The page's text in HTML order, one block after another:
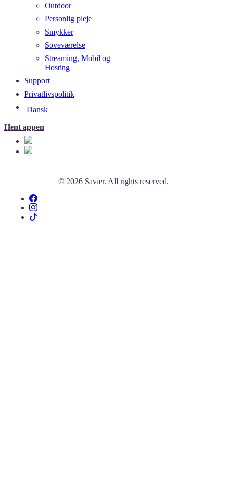
Outdoor
Personlig pleje
Smykker
Soveværelse
Streaming, Mobil og
Hosting
Support
Privatlivspolitik
Dansk
Hent appen
© 2026 Savier. All rights reserved.